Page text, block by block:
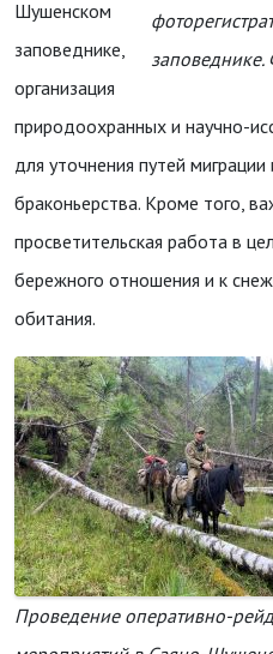
Шушенском
заповеднике,
организация
природоохранных и научно-
для уточнения путей
браконьерства. Кроме того,
просветительская работа в
бережного отношения и к
обитания.
Проведение оперативно-